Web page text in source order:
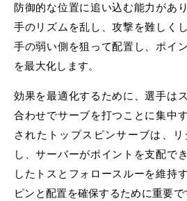
防御的な位置に追い込む能力があ
手のリズムを乱し、攻撃を難しく
手の弱い側を狙って配置し、ポイ
を最大化します。
効果を最適化するために、選手は
合わせでサーブを打つことに集中
されたトップスピンサーブは、
し、サーバーがポイントを支配で
したトスとフォロースルーを維持
ピンと配置を確保するために重要で